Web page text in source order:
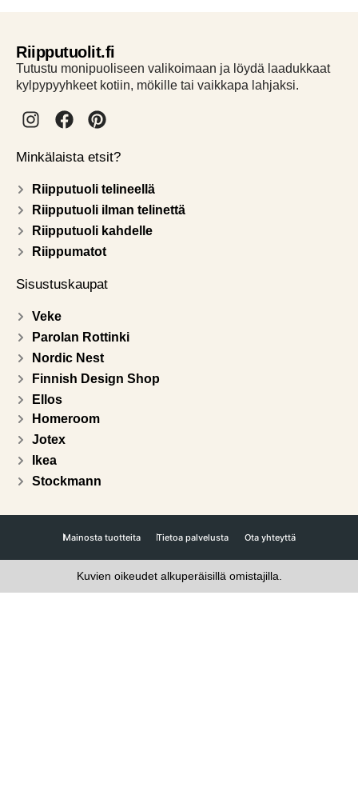
Riipputuolit.fi
Tutustu monipuoliseen valikoimaan ja löydä laadukkaat
kylpypyyhkeet kotiin, mökille tai vaikkapa lahjaksi.
Minkälaista etsit?
Riipputuoli telineellä
Riipputuoli ilman telinettä
Riipputuoli kahdelle
Riippumatot
Sisustuskaupat
Veke
Parolan Rottinki
Nordic Nest
Finnish Design Shop
Ellos
Homeroom
Jotex
Ikea
Stockmann
Mainosta tuotteita Tietoa palvelusta Ota yhteyttä
Kuvien oikeudet alkuperäisillä omistajilla.